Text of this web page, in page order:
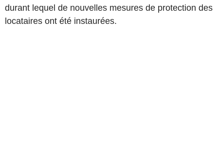
durant lequel de nouvelles mesures de protection des
locataires ont été instaurées.